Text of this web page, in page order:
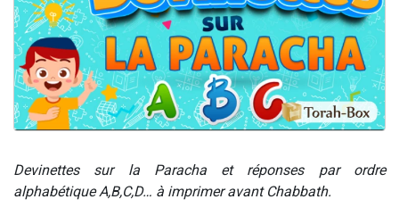
Devinettes sur la Paracha et réponses par ordre
alphabétique A,B,C,D… à imprimer avant Chabbath.